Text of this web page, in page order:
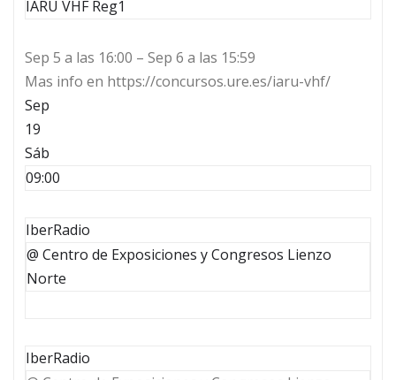
IARU VHF Reg1
Sep 5 a las 16:00 – Sep 6 a las 15:59
Mas info en https://concursos.ure.es/iaru-vhf/
Sep
19
Sáb
09:00
IberRadio
@ Centro de Exposiciones y Congresos Lienzo
Norte
IberRadio